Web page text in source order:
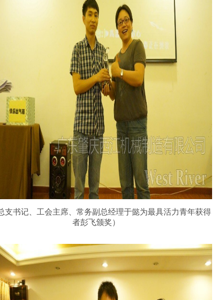
支书记、工会主席、常务副总经理于懿为最具活力青年获得
者彭飞颁奖）